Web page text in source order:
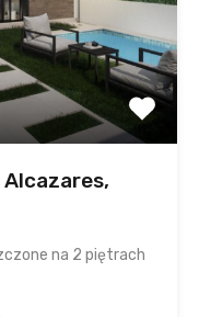
na 2 piętrach